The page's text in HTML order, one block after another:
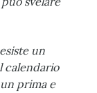
un
calendario
prima e